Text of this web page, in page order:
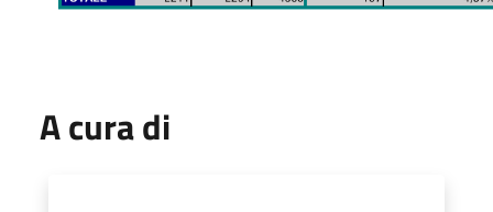
A cura di